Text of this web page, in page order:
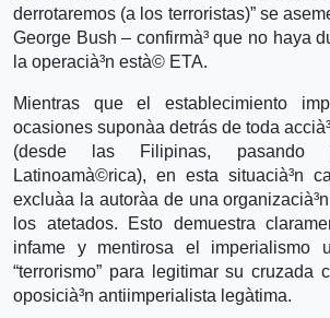
derrotaremos (a los terroristas)” se
George Bush – confirmà³ que no haya
la operacià³n està© ETA.
Mientras que el establecimiento
ocasiones suponà­a detrás de toda
(desde las Filipinas, pasando
Latinoamà©rica), en esta situacià³n
excluà­a la autorà­a de una
los atetados. Esto demuestra
infame y mentirosa el imperialismo
“terrorismo” para legitimar su cruzada
oposicià³n antiimperialista legà­tima.